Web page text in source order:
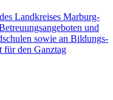
Landkreises Marburg-
und
sowie an Bildungs-
für den Ganztag